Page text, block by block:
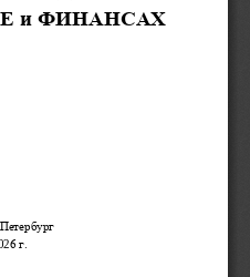
и ФИНАНСАХ
Петербург
6 г.